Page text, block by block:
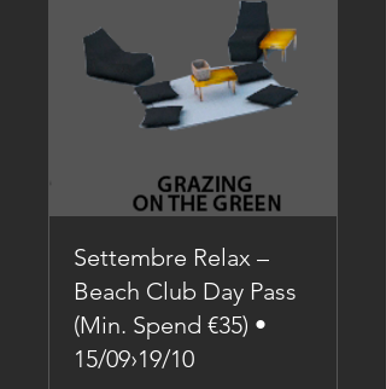
Settembre Relax –
Beach Club Day Pass
(Min. Spend €35) •
15/09›19/10